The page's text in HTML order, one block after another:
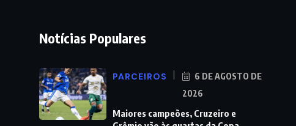
Notícias Populares
PARCEIROS
6 DE AGOSTO DE
2026
Maiores campeões, Cruzeiro e